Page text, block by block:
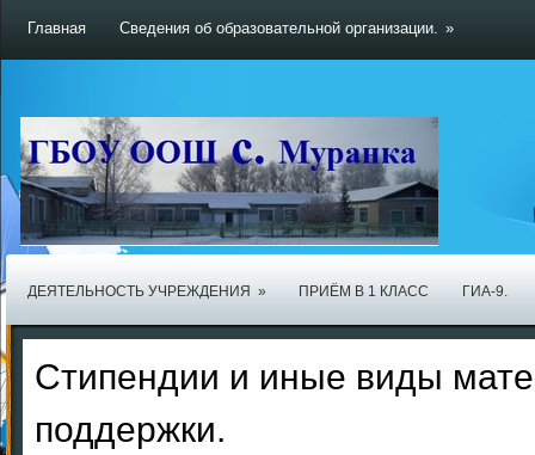
Главная Сведения об образовательной организации. »
ДЕЯТЕЛЬНОСТЬ УЧРЕЖДЕНИЯ » ПРИЁМ В 1 КЛАСС ГИА-9.
Стипендии и иные виды
поддержки.